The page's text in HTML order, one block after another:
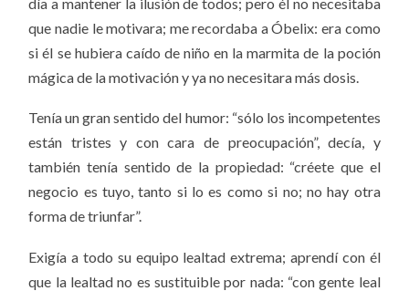
que nadie le motivara; me recordaba a Óbelix: era como
si él se hubiera caído de niño en la marmita de la poción
mágica de la motivación y ya no necesitara más dosis.
Tenía un gran sentido del humor: “sólo los incompetentes
están tristes y con cara de preocupación”, decía, y
también tenía sentido de la propiedad: “créete que el
negocio es tuyo, tanto si lo es como si no; no hay otra
forma de triunfar”.
Exigía a todo su equipo lealtad extrema; aprendí con él
que la lealtadno es sustituible por nada: “con gente leal